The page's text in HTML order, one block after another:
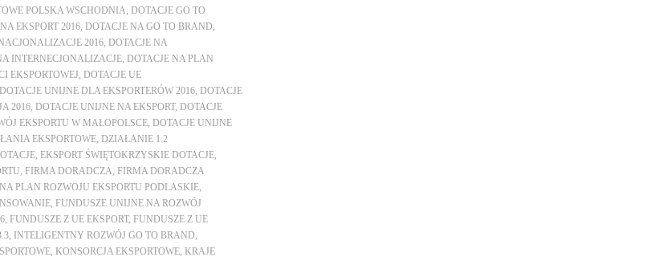
POLSKA WSCHODNIA DOTACJE GO TO
EKSPORT 2016 DOTACJE NA GO TO BRAND
2016 DOTACJE NA
INTERNECJONALIZACJE DOTACJE NA PLAN
EKSPORTOWEJ DOTACJE UE
DOTACJE UNIJNE DLA EKSPORTERÓW 2016 DOTACJE
2016 DOTACJE UNIJNE NA EKSPORT, DOTACJE
EKSPORTU W MAŁOPOLSCE DOTACJE UNIJNE
EKSPORTOWE DZIAŁANIE 1.2
EKSPORT ŚWIĘTOKRZYSKIE DOTACJE
FIRMA DORADCZA FIRMA DORADCZA
PLAN ROZWOJU EKSPORTU PODLASKIE
FUNDUSZE UNIJNE NA ROZWÓJ
FUNDUSZE Z UE EKSPORT, FUNDUSZE Z UE
INTELIGENTNY ROZWÓJ GO TO BRAND
KONSORCJA EKSPORTOWE KRAJE